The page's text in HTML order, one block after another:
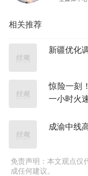
7月8日ETF融资净
（1.67亿元）和港
元），前10具体见
相关推荐
新疆优化
惊险一刻
一小时火
成渝中线
免责声明：本文观点仅
成任何建议。